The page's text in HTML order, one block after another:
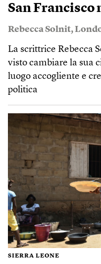
San Francisco
Rebecca Solnit,
La scrittrice Rebecca
visto cambiare la sua
luogo accogliente e
politica
SIERRA LEONE